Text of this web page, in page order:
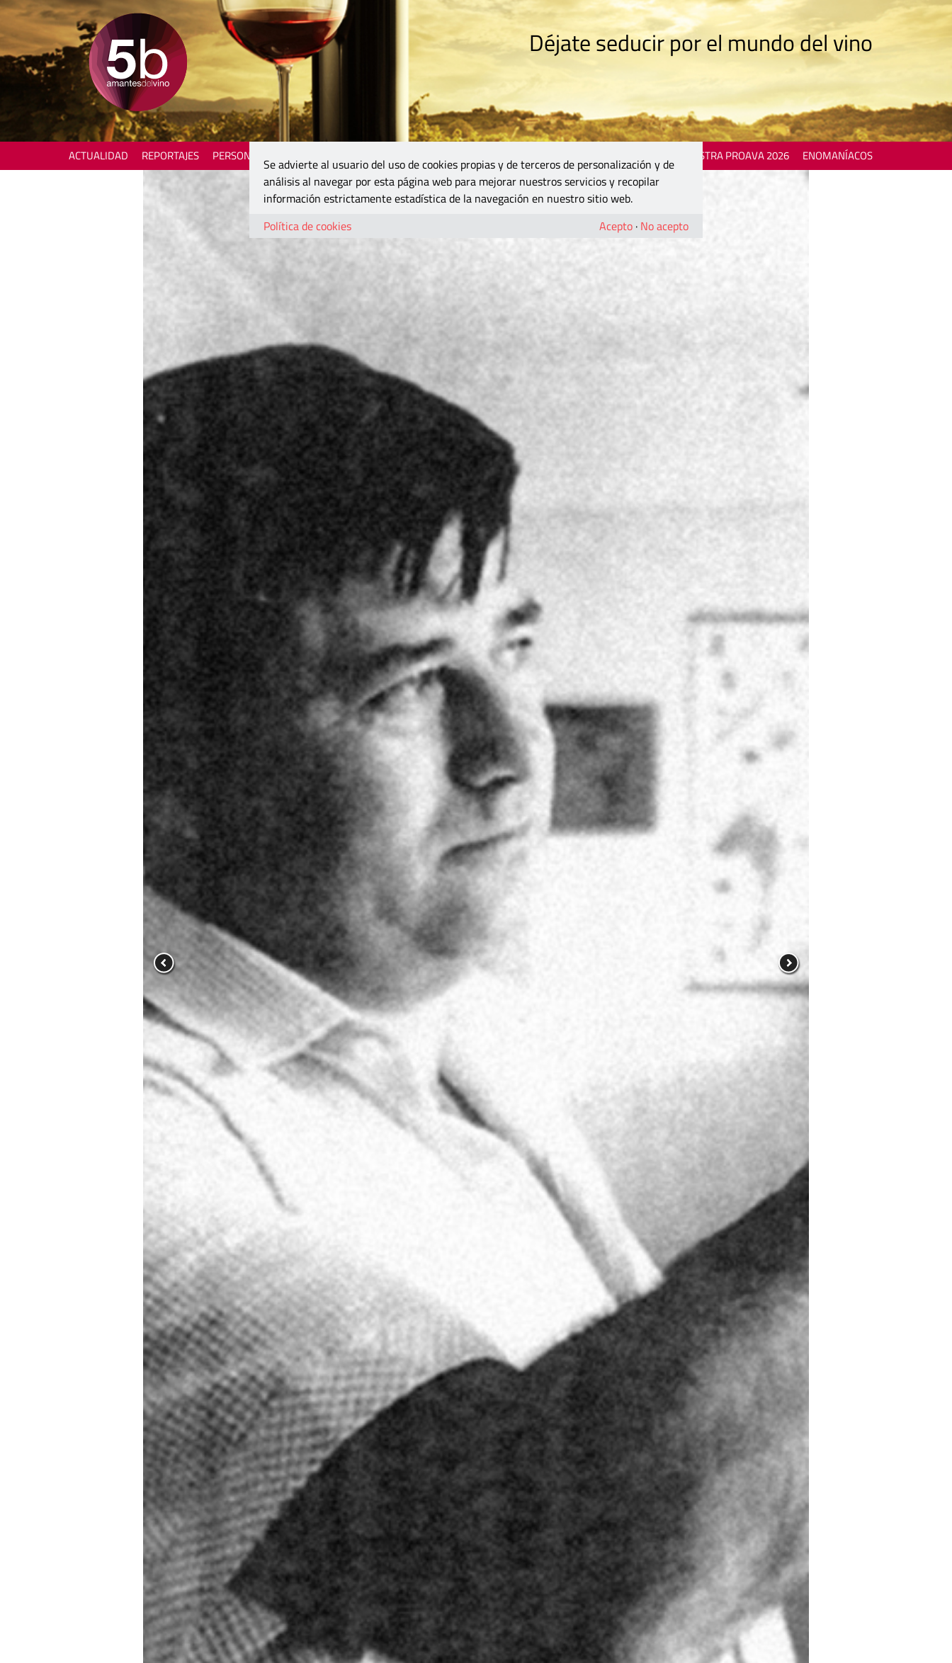
Déjate seducir por el mundo del vino
ACTUALIDAD REPORTAJES PERSONAJES MOSTRA PROAVA 2026 ENOMANÍACOS
Se advierte al usuario del uso de cookies propias y de terceros de personalización y de
análisis al navegar por esta página web para mejorar nuestros servicios y recopilar
información estrictamente estadística de la navegación en nuestro sitio web.
Política de cookies
Acepto · No acepto